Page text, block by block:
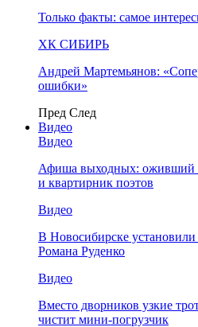
Только факты: самое
ХК СИБИРЬ
Андрей Мартемьянов:
ошибки»
Пред След
Видео
Видео
Афиша выходных: оживший
и квартирник поэтов
Видео
В Новосибирске
Романа Руденко
Видео
Вместо дворников узкие
чистит мини-погрузчик